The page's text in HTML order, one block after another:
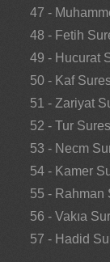
47 -
48 - Fetih
49 - Hucurat
50 - Kaf
51 - Zariyat
52 - Tur
53 - Necm
54 - Kamer
55 - Rahman
56 - Vakıa
57 - Hadid